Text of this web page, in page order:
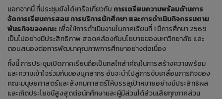
นอกจากนี้ ที่ประชุมยังได้หารือเกี่ยวกับ การเตรียมความพร้อมด้านการ
จัดการเรียนการสอน การบริการนักศึกษา และการดำเนินกิจกรรมตาม
พันธกิจของคณะ เพื่อให้การดำเนินงานในภาคเรียนที่ 1 ปีการศึกษา 2569
เป็นไปอย่างมีประสิทธิภาพ สอดคล้องกับนโยบายของมหาวิทยาลัย และ
ตอบสนองต่อการพัฒนาคุณภาพการศึกษาอย่างต่อเนื่อง
ทั้งนี้ การประชุมเปิดภาคเรียนถือเป็นกลไกสำคัญในการสร้างความพร้อม
และความเข้าใจร่วมกันของบุคลากร อันจะนำไปสู่การขับเคลื่อนภารกิจของ
คณะมนุษยศาสตร์และสังคมศาสตร์ให้บรรลุเป้าหมายอย่างมีประสิทธิผล
และเกิดประโยชน์สูงสุดต่อนักศึกษาและผู้มีส่วนได้ส่วนเสียทุกภาคส่วน